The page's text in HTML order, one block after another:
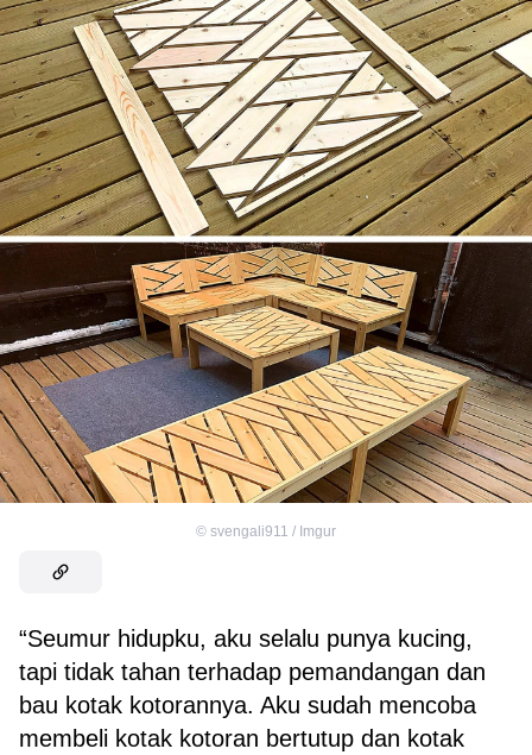
© svengali911 / Imgur
“Seumur hidupku, aku selalu punya kucing,
tapi tidak tahan terhadap pemandangan dan
bau kotak kotorannya. Aku sudah mencoba
membeli kotak kotoran bertutup dan kotak